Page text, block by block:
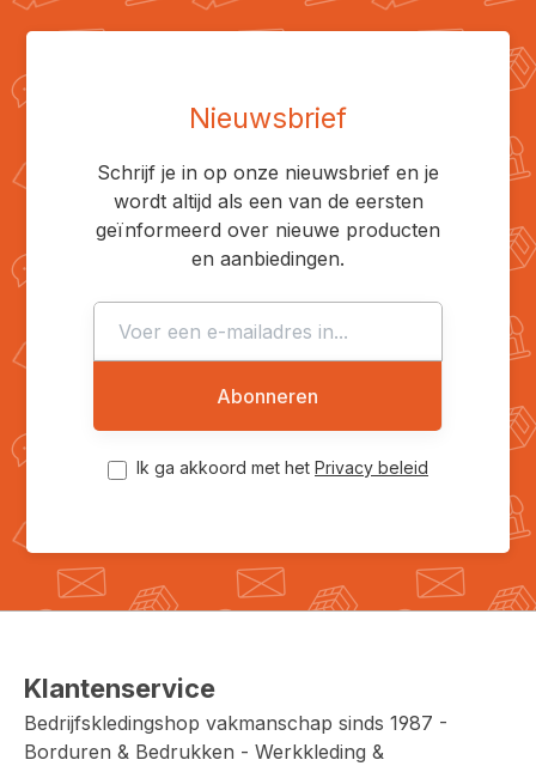
Nieuwsbrief
Schrijf je in op onze nieuwsbrief en je
wordt altijd als een van de eersten
geïnformeerd over nieuwe producten
en aanbiedingen.
Abonneren
Ik ga akkoord met het Privacy beleid
Klantenservice
Bedrijfskledingshop vakmanschap sinds 1987 -
Borduren & Bedrukken - Werkkleding &